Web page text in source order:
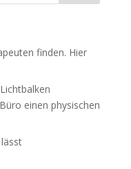
finden. Hier
einen physischen